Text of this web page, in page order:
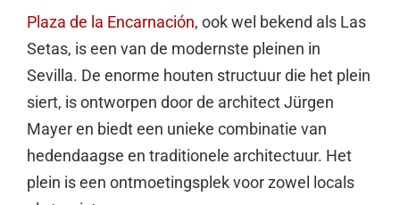
Plaza de la Encarnación, ook wel bekend als Las
Setas, is een van de modernste pleinen in
Sevilla. De enorme houten structuur die het plein
siert, is ontworpen door de architect Jürgen
Mayer en biedt een unieke combinatie van
hedendaagse en traditionele architectuur. Het
plein is een ontmoetingsplek voor zowel locals